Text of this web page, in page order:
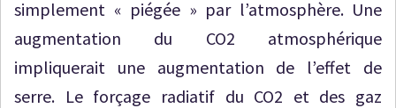
simplement « piégée » par l’atmosphère. Une
augmentation du CO2 atmosphérique
impliquerait une augmentation de l’effet de
serre. Le forçage radiatif du CO2 et des gaz